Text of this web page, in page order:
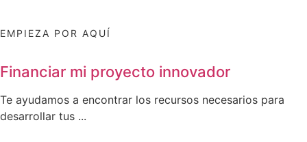
EMPIEZA POR AQUÍ
Financiar mi proyecto innovador
Te ayudamos a encontrar los recursos necesarios para
desarrollar tus ...